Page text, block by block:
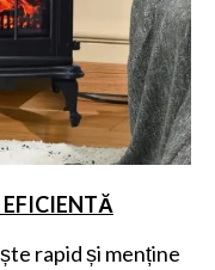
rapid și menține